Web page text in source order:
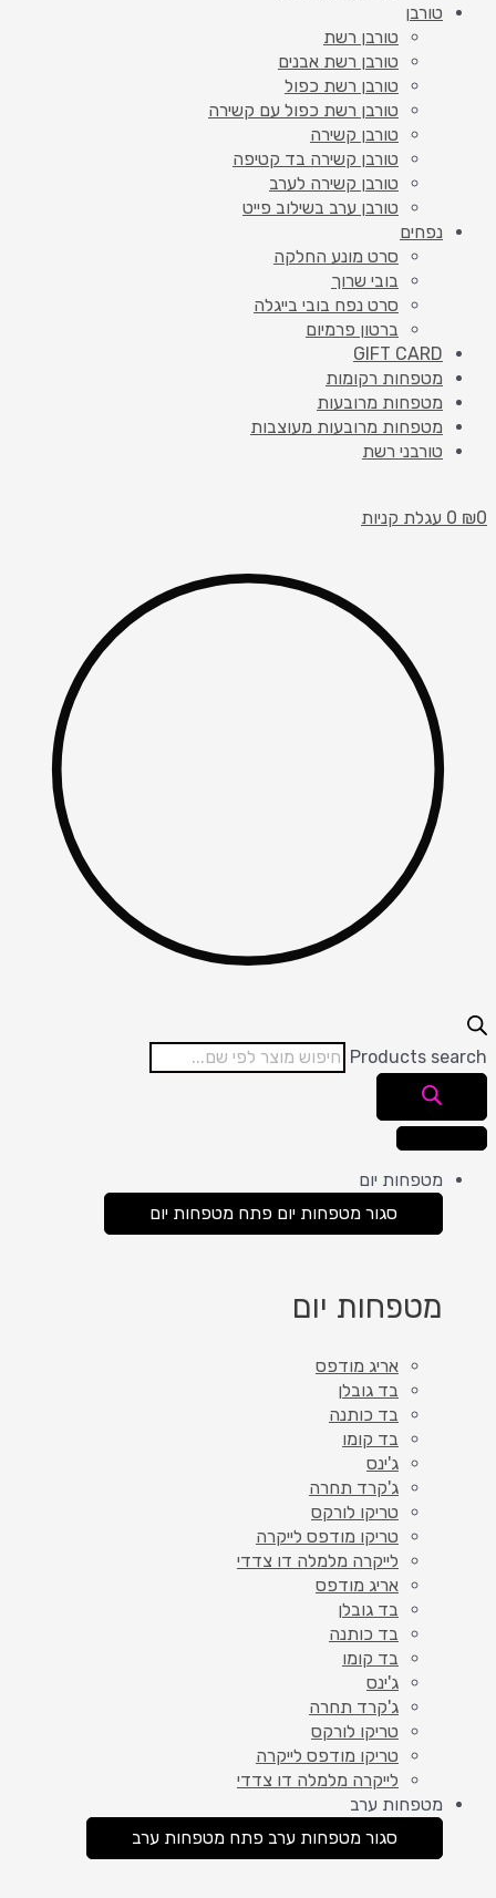
טורבן
טורבן רשת
טורבן רשת אבנים
טורבן רשת כפול
טורבן רשת כפול עם קשירה
טורבן קשירה
טורבן קשירה בד קטיפה
טורבן קשירה לערב
טורבן ערב בשילוב פייט
נפחים
סרט מונע החלקה
בובי שרוך
סרט נפח בובי בייגלה
ברטון פרמיום
GIFT CARD
מטפחות רקומות
מטפחות מרובעות
מטפחות מרובעות מעוצבות
טורבני רשת
₪0
0 עגלת קניות
Products search
מטפחות יום
סגור מטפחות יום פתח מטפחות יום
מטפחות יום
אריג מודפס
בד גובלן
בד כותנה
בד קומו
ג'ינס
ג'קרד תחרה
טריקו לורקס
טריקו מודפס לייקרה
לייקרה מלמלה דו צדדי
אריג מודפס
בד גובלן
בד כותנה
בד קומו
ג'ינס
ג'קרד תחרה
טריקו לורקס
טריקו מודפס לייקרה
לייקרה מלמלה דו צדדי
מטפחות ערב
סגור מטפחות ערב פתח מטפחות ערב